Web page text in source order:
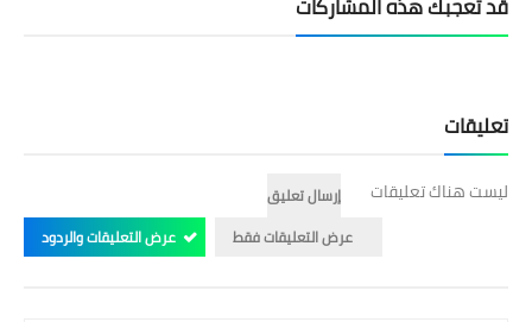
تعليقات
ليست هناك تعليقات
إرسال تعليق
عرض التعليقات فقط
عرض التعليقات والردود